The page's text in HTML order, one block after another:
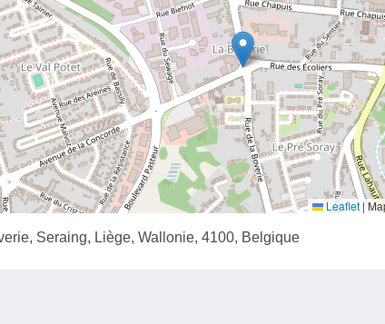
Leaflet |
Seraing, Liège, Wallonie, 4100, Belgique